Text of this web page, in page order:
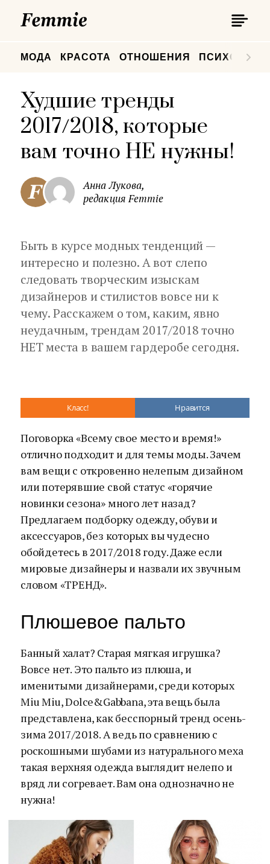
МОДА КРАСОТА ОТНОШЕНИЯ
Худшие тренды
2017/2018, которые
вам точно НЕ нужны!
Анна Лукова,
редакция Femmie
Быть в курсе модных тенденций —
интересно и полезно. А вот слепо
следовать творческим изыскам
дизайнеров и стилистов вовсе ни к
чему. Расскажем о том, каким, явно
неудачным, трендам 2017/2018 точно
НЕТ места в вашем гардеробе сегодня.
Класс! Нравится
Поговорка «Всему свое место и время!»
отлично подходит и для темы моды. Зачем
вам вещи с откровенно нелепым дизайном
или потерявшие свой статус «горячие
новинки сезона» много лет назад?
Предлагаем подборку одежду, обуви и
аксессуаров, без которых вы чудесно
обойдетесь в 2017/2018 году. Даже если
мировые дизайнеры и назвали их звучным
словом «ТРЕНД».
Плюшевое пальто
Банный халат? Старая мягкая игрушка?
Вовсе нет. Это пальто из плюша, и
именитыми дизайнерами, среди которых
Miu Miu, Dolce&Gabbana, эта вещь была
представлена, как бесспорный тренд осень-
зима 2017/2018. А ведь по сравнению с
роскошными шубами из натурального меха
такая верхняя одежда выглядит нелепо и
вряд ли согревает. Вам она однозначно не
нужна!